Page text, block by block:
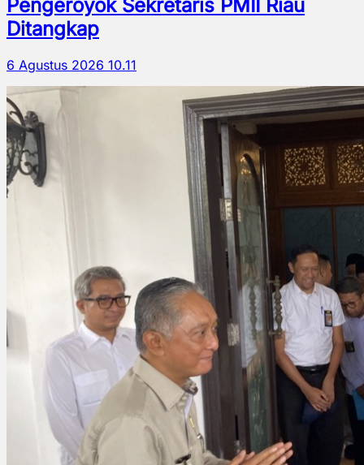
Pengeroyok Sekretaris PMII Riau
Ditangkap
6 Agustus 2026 10.11